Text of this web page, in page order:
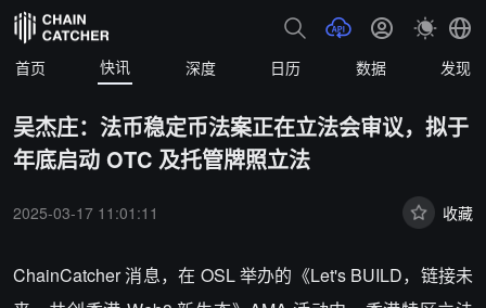
首页 快讯 深度 日历 数据 发现
吴杰庄：法币稳定币法案正在立法会审议，拟于
年底启动 OTC 及托管牌照立法
2025-03-17 11:01:11 收藏
ChainCatcher 消息，在 OSL 举办的《Let's BUILD，链接未